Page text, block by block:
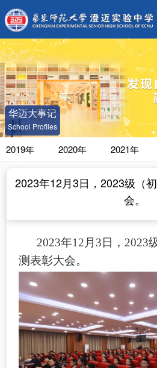
华迈大事记
School Profiles
2019年 2020年 2021年
2023年12月3日，2023级（
会。
2023年12月3日，2023
测表彰大会。